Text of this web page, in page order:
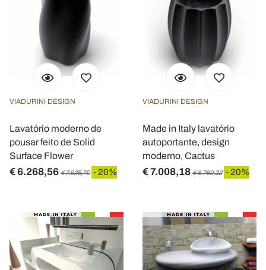
VIADURINI DESIGN
Lavatório moderno de
pousar feito de Solid
Surface Flower
€ 6.268,56 € 7.835,70 - 20%
VIADURINI DESIGN
Made in Italy lavatório
autoportante, design
moderno, Cactus
€ 7.008,18 € 8.760,22 - 20%